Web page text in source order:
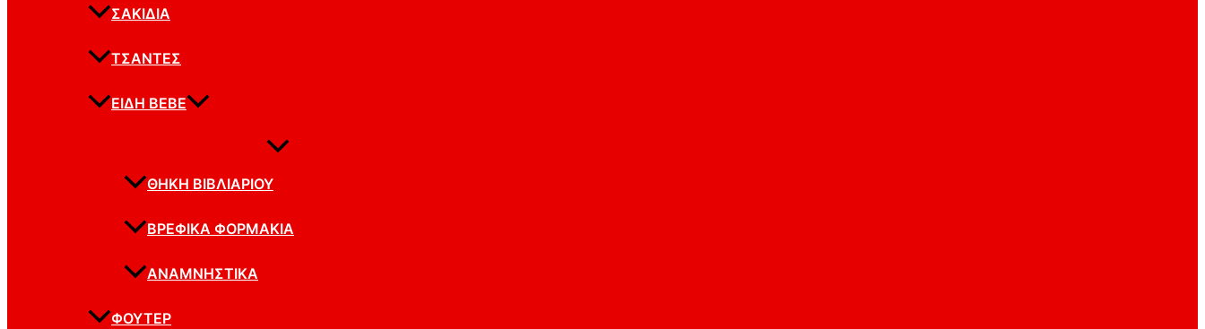
ΣΑΚΊΔΙΑ
ΤΣΆΝΤΕΣ
ΕΊΔΗ BEBE
ΘΉΚΗ ΒΙΒΛΙΑΡΊΟΥ
ΒΡΕΦΙΚΆ ΦΟΡΜΆΚΙΑ
ΑΝΑΜΝΗΣΤΙΚΆ
ΦΟΥΤΕΡ